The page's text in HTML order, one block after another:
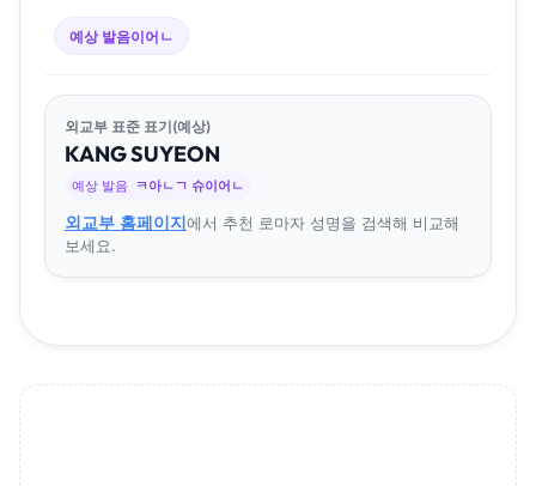
예상 발음이어ㄴ
외교부 표준 표기(예상)
KANGSUYEON
예상 발음 ㅋ아ㄴㄱ 슈이어ㄴ
외교부 홈페이지에서 추천 로마자 성명을 검색해 비교해
보세요.